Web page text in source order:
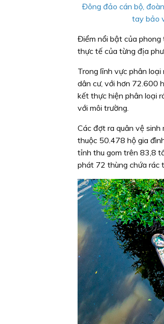
Đông đảo cán bộ,
tay bảo
Điểm nổi bật của phong
thực tế của từng địa
Trong lĩnh vực phân
dân cư, với hơn 72.600
kết thực hiện phân loại
với môi trường.
Các đợt ra quân vệ
thuộc 50.478 hộ gia
tỉnh thu gom trên 83,8
phát 72 thùng chứa rác